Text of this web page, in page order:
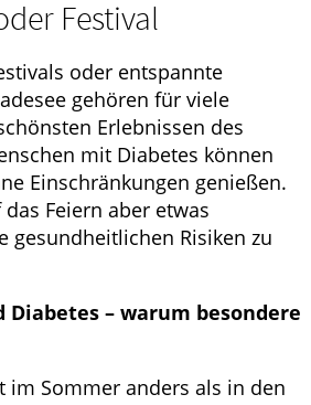
Festival
oder entspannte
gehören für viele
Erlebnissen des
mit Diabetes können
Einschränkungen genießen.
Feiern aber etwas
gesundheitlichen Risiken zu
Diabetes – warum besondere
im Sommer anders als in den